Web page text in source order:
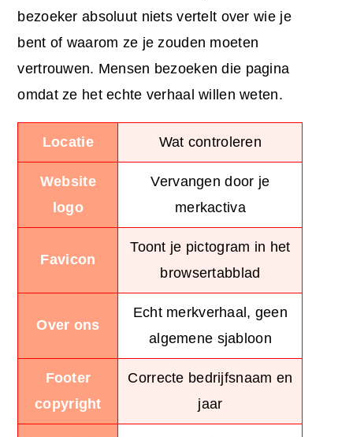
bezoeker absoluut niets vertelt over wie je
bent of waarom ze je zouden moeten
vertrouwen. Mensen bezoeken die pagina
omdat ze het echte verhaal willen weten.
Locatie Wat controleren
Website
logo
Vervangen door je
merkactiva
Favicon
Toont je pictogram in het
browsertabblad
Over ons
Echt merkverhaal, geen
algemene sjabloon
Footer
copyright
Correcte bedrijfsnaam en
jaar